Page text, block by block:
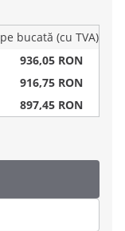
pe bucată (cu TVA)
936,05 RON
916,75 RON
897,45 RON